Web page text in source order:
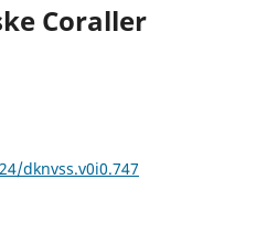
Coraller
dknvss.v0i0.747